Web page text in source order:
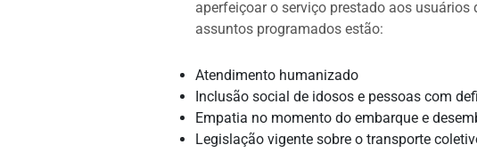
aperfeiçoar o serviço prestado aos usuários
assuntos programados estão:
Atendimento humanizado
Inclusão social de idosos e pessoas com
Empatia no momento do embarque e
Legislação vigente sobre o transporte